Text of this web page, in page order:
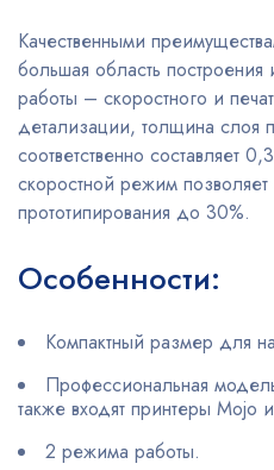
Качественными
большая область
работы – скоростного и
детализации, толщина слоя
соответственно составляет
скоростной режим позволяет
прототипирования до 30%.
Особенности:
Компактный размер для
Профессиональная
также входят принтеры Mojo
2 режима работы.